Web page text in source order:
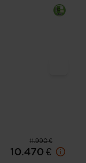
11.990 €
10.470 €